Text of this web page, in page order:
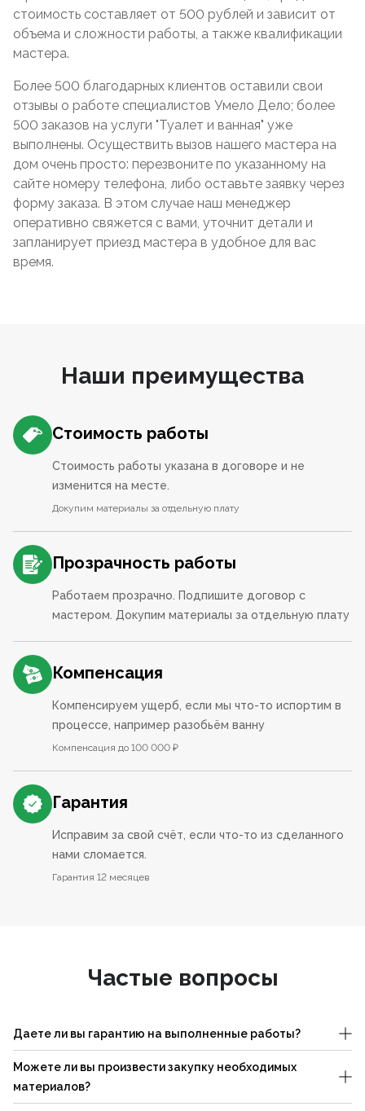
стоимость составляет от 500 рублей и зависит от
объема и сложности работы, а также квалификации
мастера.
Более 500 благодарных клиентов оставили свои
отзывы о работе специалистов Умело Дело; более
500 заказов на услуги "Туалет и ванная" уже
выполнены. Осуществить вызов нашего мастера на
дом очень просто: перезвоните по указанному на
сайте номеру телефона, либо оставьте заявку через
форму заказа. В этом случае наш менеджер
оперативно свяжется с вами, уточнит детали и
запланирует приезд мастера в удобное для вас
время.
Наши преимущества
Стоимость работы
Стоимость работы указана в договоре и не
изменится на месте.
Докупим материалы за отдельную плату
Прозрачность работы
Работаем прозрачно. Подпишите договор с
мастером. Докупим материалы за отдельную плату
Компенсация
Компенсируем ущерб, если мы что-то испортим в
процессе, например разобьём ванну
Компенсация до 100 000 ₽
Гарантия
Исправим за свой счёт, если что-то из сделанного
нами сломается.
Гарантия 12 месяцев
Частые вопросы
Даете ли вы гарантию на выполненные работы?
Можете ли вы произвести закупку необходимых
материалов?